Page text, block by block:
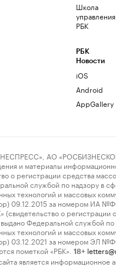
Школа
управления
РБК
РБК
Новости
iOS
Android
AppGallery
АО
и материалы
о регистрации средства
службой по надзору в
технологий и массовых
09.12.2015 за номером ИА
(свидетельство о регистрации
Федеральной службой по
технологий и массовых
03.12.2021 за номером ЭЛ
пометкой «РБК».
18+
является информационное